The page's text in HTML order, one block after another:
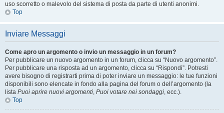
uso scorretto o malevolo del sistema di posta da parte di utenti anonimi.
Top
Inviare Messaggi
Come apro un argomento o invio un messaggio in un forum?
Per pubblicare un nuovo argomento in un forum, clicca su “Nuovo argomento”.
Per pubblicare una risposta ad un argomento, clicca su “Rispondi”. Potresti
avere bisogno di registrarti prima di poter inviare un messaggio: le tue funzioni
disponibili sono elencate in fondo alla pagina del forum o dell’argomento (la
lista Puoi aprire nuovi argomenti, Puoi votare nei sondaggi, ecc.).
Top